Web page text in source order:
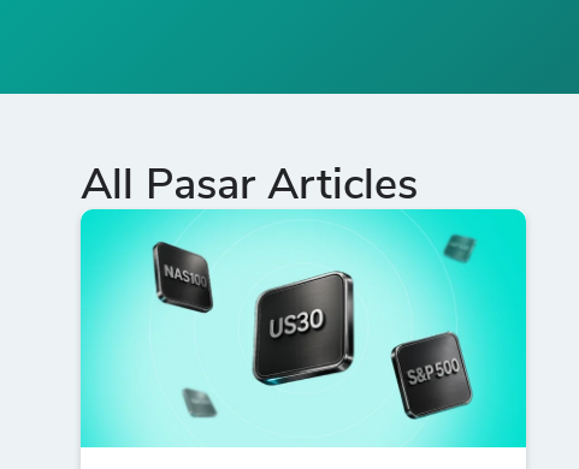
All Pasar Articles